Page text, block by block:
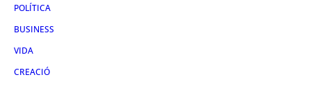
POLÍTICA
BUSINESS
VIDA
CREACIÓ